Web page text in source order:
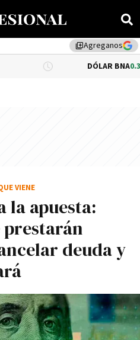
library_addAgreganos
DÓLAR BNA 0.34%$1,520.00
la apuesta:
deuda y
VIENE